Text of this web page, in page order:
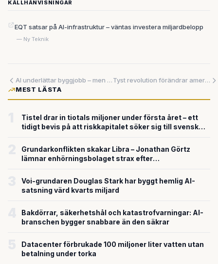
KÄLLHÄNVISNINGAR
EQT satsar på AI-infrastruktur – väntas investera miljardbelopp
— Ny Teknik
AI underlättar byggjobb – men datacenter står utan ström
Tyst revolution förändrar amerikansk sjukvård – AI-bibliotek når över 300 000 vårdpersonal
MEST LÄSTA
Tistel drar in tiotals miljoner under första året – ett
tidigt bevis på att riskkapitalet söker sig till svensk
Grundarkonflikten skakar Libra – Jonathan Görtz
lämnar enhörningsbolaget strax efter
Voi-grundaren Douglas Stark har byggt hemlig AI-
satsning värd kvarts miljard
Bakdörrar, säkerhetshål och katastrofvarningar: AI-
branschen bygger snabbare än den säkrar
Datacenter förbrukade 100 miljoner liter vatten utan
betalning under torka